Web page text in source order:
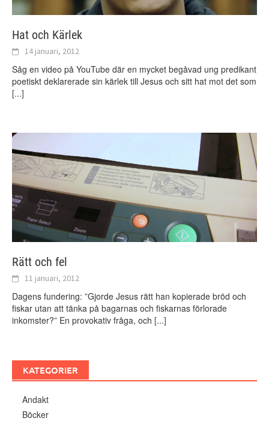
Hat och Kärlek
14 januari, 2012
Såg en video på YouTube där en mycket begåvad ung predikant
poetiskt deklarerade sin kärlek till Jesus och sitt hat mot det som
[...]
Rätt och fel
11 januari, 2012
Dagens fundering: ”Gjorde Jesus rätt han kopierade bröd och
fiskar utan att tänka på bagarnas och fiskarnas förlorade
inkomster?” En provokativ fråga, och [...]
KATEGORIER
Andakt
Böcker